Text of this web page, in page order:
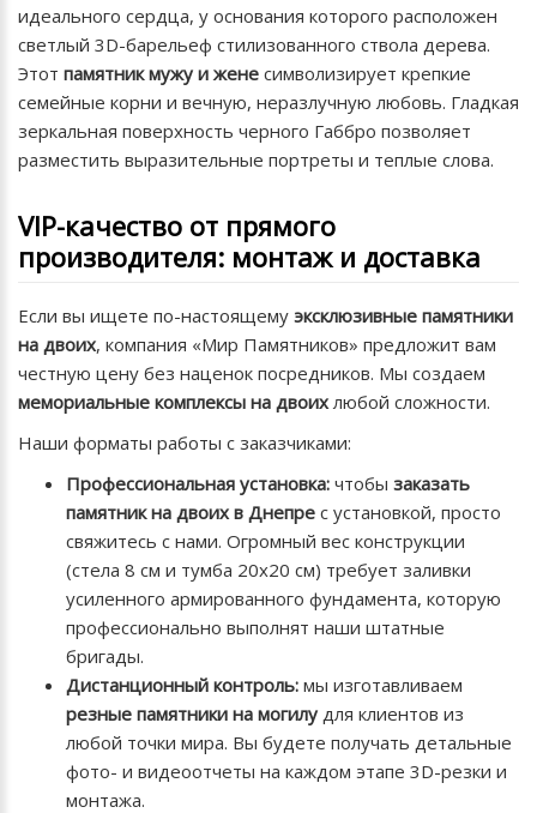
идеального сердца, у основания которого расположен
светлый 3D-барельеф стилизованного ствола дерева.
Этот памятник мужу и жене символизирует крепкие
семейные корни и вечную, неразлучную любовь. Гладкая
зеркальная поверхность черного Габбро позволяет
разместить выразительные портреты и теплые слова.
VIP-качество от прямого
производителя: монтаж и доставка
Если вы ищете по-настоящему эксклюзивные памятники
на двоих, компания «Мир Памятников» предложит вам
честную цену без наценок посредников. Мы создаем
мемориальные комплексы на двоих любой сложности.
Наши форматы работы с заказчиками:
Профессиональная установка: чтобы заказать
памятник на двоих в Днепре с установкой, просто
свяжитесь с нами. Огромный вес конструкции
(стела 8 см и тумба 20х20 см) требует заливки
усиленного армированного фундамента, которую
профессионально выполнят наши штатные
бригады.
Дистанционный контроль: мы изготавливаем
резные памятники на могилу для клиентов из
любой точки мира. Вы будете получать детальные
фото- и видеоотчеты на каждом этапе 3D-резки и
монтажа.